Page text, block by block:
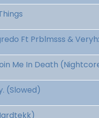
Ft Prblmsss &
Me In Death
(Slowed)